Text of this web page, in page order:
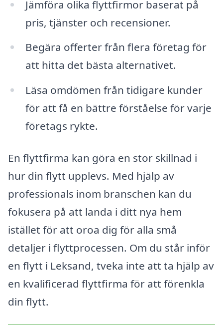
Jämföra olika flyttfirmor baserat på
pris, tjänster och recensioner.
Begära offerter från flera företag för
att hitta det bästa alternativet.
Läsa omdömen från tidigare kunder
för att få en bättre förståelse för varje
företags rykte.
En flyttfirma kan göra en stor skillnad i
hur din flytt upplevs. Med hjälp av
professionals inom branschen kan du
fokusera på att landa i ditt nya hem
istället för att oroa dig för alla små
detaljer i flyttprocessen. Om du står inför
en flytt i Leksand, tveka inte att ta hjälp av
en kvalificerad flyttfirma för att förenkla
din flytt.